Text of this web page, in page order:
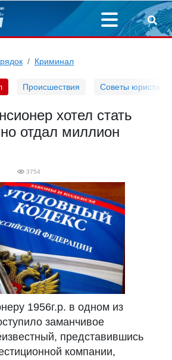
Криминал
Происшествия Советы юриста
хотел стать
отдал миллион
3754
1956г.р. в одном из
заманчивое
представившись
компании,